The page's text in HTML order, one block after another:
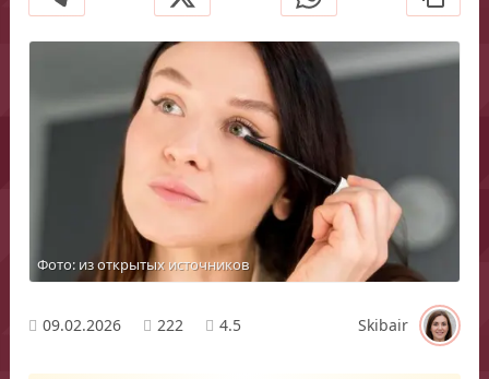
Фото: из открытых источников
09.02.2026 222 4.5 Skibair